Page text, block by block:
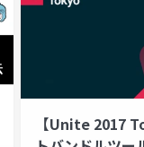
【Unite 2017